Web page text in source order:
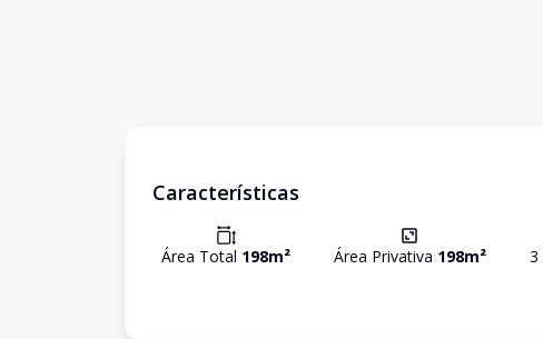
Características
Área Total 198m² Área Privativa 198m² 3